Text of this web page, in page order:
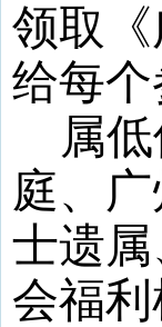
领取
给每个
属
庭、
士遗
会福